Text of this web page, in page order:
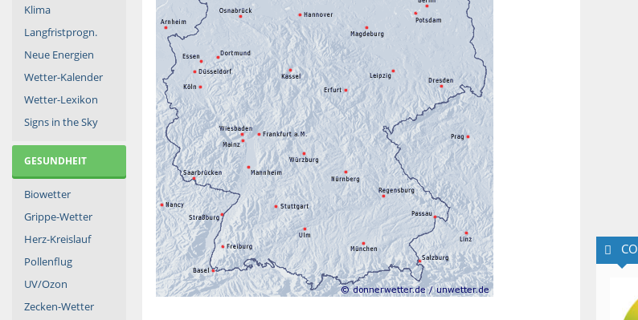
Klima
Langfristprogn.
Neue Energien
Wetter-Kalender
Wetter-Lexikon
Signs in the Sky
GESUNDHEIT
Biowetter
Grippe-Wetter
Herz-Kreislauf
Pollenflug
UV/Ozon
Zecken-Wetter
CO